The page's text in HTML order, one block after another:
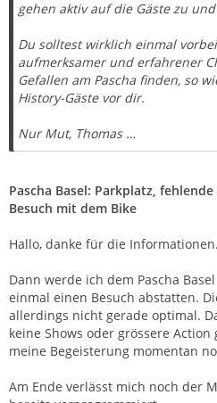
gehen aktiv auf die Gäste zu
Du solltest wirklich einmal
aufmerksamer und erfahrener
Gefallen am Pascha finden, so
History-Gäste vor dir.
Nur Mut, Thomas …
Pascha Basel: Parkplatz,
Besuch mit dem Bike
Hallo, danke für die Informationen.
Dann werde ich dem Pascha
einmal einen Besuch abstatten.
allerdings nicht gerade optimal.
keine Shows oder grössere
meine Begeisterung momentan
Am Ende verlässt mich noch der